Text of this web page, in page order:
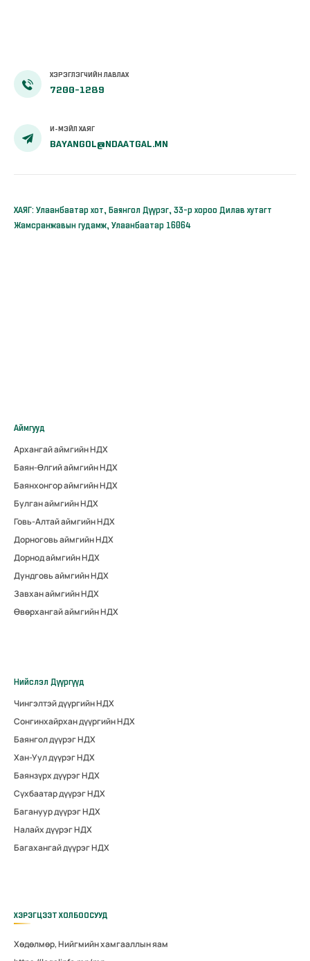
ХЭРЭГЛЭГЧИЙН ЛАВЛАХ
7200-1289
И-МЭЙЛ ХАЯГ
BAYANGOL@NDAATGAL.MN
ХАЯГ: Улаанбаатар хот, Баянгол Дүүрэг, 33-р хороо Дилав хутагт
Жамсранжавын гудамж, Улаанбаатар 16064
Аймгууд
Архангай аймгийн НДХ
Баян-Өлгий аймгийн НДХ
Баянхонгор аймгийн НДХ
Булган аймгийн НДХ
Говь-Алтай аймгийн НДХ
Дорноговь аймгийн НДХ
Дорнод аймгийн НДХ
Дундговь аймгийн НДХ
Завхан аймгийн НДХ
Өвөрхангай аймгийн НДХ
Нийслэл Дүүргүүд
Чингэлтэй дүүргийн НДХ
Сонгинхайрхан дүүргийн НДХ
Баянгол дүүрэг НДХ
Хан-Уул дүүрэг НДХ
Баянзүрх дүүрэг НДХ
Сүхбаатар дүүрэг НДХ
Багануур дүүрэг НДХ
Налайх дүүрэг НДХ
Багахангай дүүрэг НДХ
ХЭРЭГЦЭЭТ ХОЛБООСУУД
Хөдөлмөр, Нийгмийн хамгааллын яам